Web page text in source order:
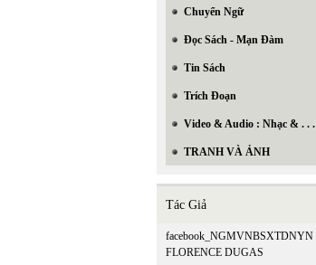
Chuyển Ngữ
Đọc Sách - Mạn Đàm
Tin Sách
Trích Đoạn
Video & Audio : Nhạc & . . .
TRANH VÀ ẢNH
Tác Giả
facebook_NGMVNBSXTDNYN
FLORENCE DUGAS